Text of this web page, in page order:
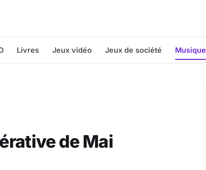
Livres Jeux vidéo Jeux de société Musique
de Mai